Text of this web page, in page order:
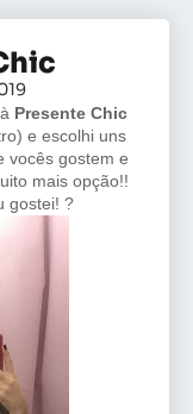
Presente Chic
e escolhi uns
vocês gostem e
mais opção!!
gostei! ?